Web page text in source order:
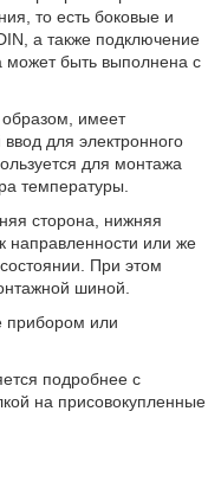
то есть боковые и
а также подключение
может быть выполнена с
имеет
для электронного
для монтажа
температуры.
сторона, нижняя
направленности или же
При этом
шиной.
прибором или
подробнее с
на присовокупленные